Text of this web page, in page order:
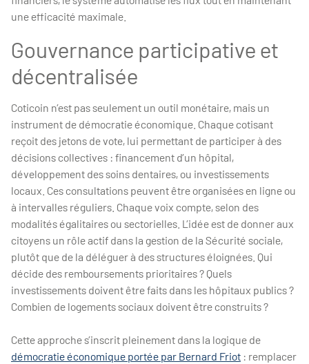
une efficacité maximale.
Gouvernance participative et
décentralisée
Coticoin n’est pas seulement un outil monétaire, mais un
instrument de démocratie économique. Chaque cotisant
reçoit des jetons de vote, lui permettant de participer à des
décisions collectives : financement d’un hôpital,
développement des soins dentaires, ou investissements
locaux. Ces consultations peuvent être organisées en ligne ou
à intervalles réguliers. Chaque voix compte, selon des
modalités égalitaires ou sectorielles. L’idée est de donner aux
citoyens un rôle actif dans la gestion de la Sécurité sociale,
plutôt que de la déléguer à des structures éloignées. Qui
décide des remboursements prioritaires ? Quels
investissements doivent être faits dans les hôpitaux publics ?
Combien de logements sociaux doivent être construits ?
Cette approche s’inscrit pleinement dans la logique de
démocratie économique portée par Bernard Friot : remplacer